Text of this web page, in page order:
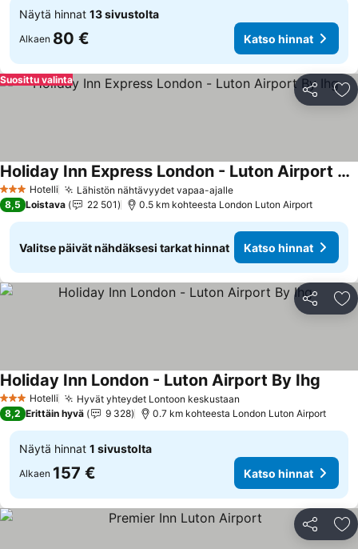
Näytä hinnat 13 sivustolta
Alkaen 80 € Katso hinnat
Jaa
Suosittu valinta
3 Tähtiluokitus
Hotelli Lähistön nähtävyydet vapaa-ajalle
Holiday Inn Express London - Luton Airport By Ihg
8,5 Loistava 22 501 0.5 km kohteesta London Luton Airport
Valitse päivät nähdäksesi tarkat hinnat Katso hinnat
Jaa
3 Tähtiluokitus
Hotelli Hyvät yhteydet Lontoon keskustaan
Holiday Inn London - Luton Airport By Ihg
8,2 Erittäin hyvä 9 328 0.7 km kohteesta London Luton Airport
Näytä hinnat 1 sivustolta
Alkaen 157 € Katso hinnat
Jaa